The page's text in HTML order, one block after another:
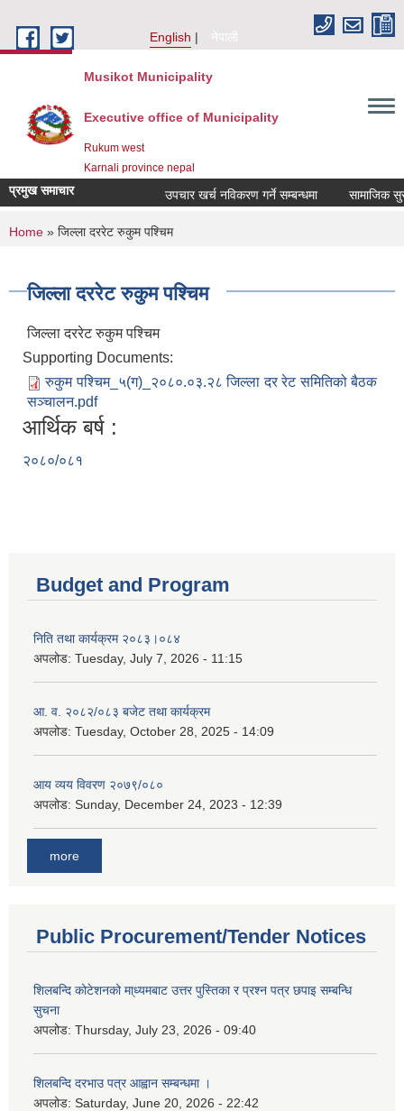
English
नेपाली
Musikot Municipality
Executive office of Municipality
Rukum west
Karnali province nepal
प्रमुख समाचार उपचार खर्च नविकरण गर्ने सम्बन्धमा
You are here
Home » जिल्ला दररेट रुकुम पश्चिम
जिल्ला दररेट रुकुम पश्चिम
जिल्ला दररेट रुकुम पश्चिम
Supporting Documents:
रुकुम पश्चिम_५(ग)_२०८०.०३.२८ जिल्ला दर रेट समितिको बैठक
सञ्चालन.pdf
आर्थिक बर्ष :
२०८०/०८१
Budget and Program
निति तथा कार्यक्रम २०८३।०८४
अपलोड: Tuesday, July 7, 2026 - 11:15
आ. व. २०८२/०८३ बजेट तथा कार्यक्रम
अपलोड: Tuesday, October 28, 2025 - 14:09
आय व्यय विवरण २०७९/०८०
अपलोड: Sunday, December 24, 2023 - 12:39
more
Public Procurement/Tender Notices
शिलबन्दि कोटेशनको मा्ध्यमबाट उत्तर पुस्तिका र प्रश्न पत्र छपाइ सम्बन्धि
सुचना
अपलोड: Thursday, July 23, 2026 - 09:40
शिलबन्दि दरभाउ पत्र आह्वान सम्बन्धमा ।
अपलोड: Saturday, June 20, 2026 - 22:42